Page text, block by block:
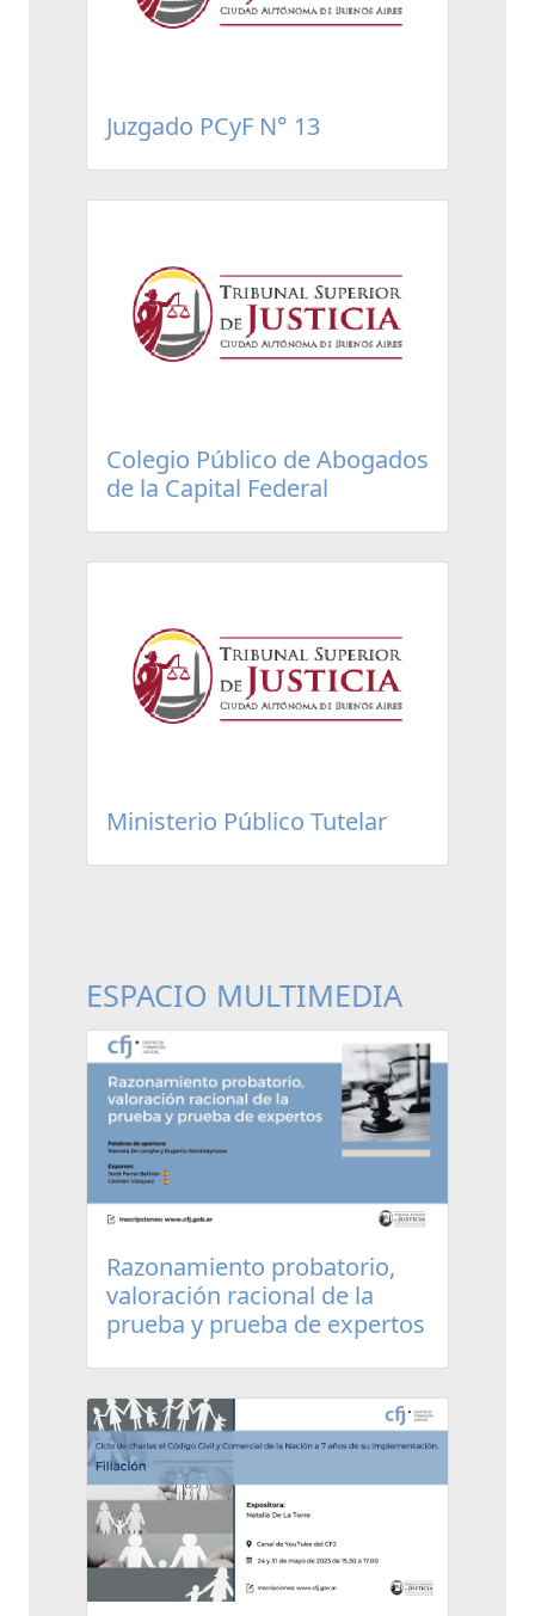
Juzgado PCyF N° 13
Colegio Público de Abogados
de la Capital Federal
Ministerio Público Tutelar
ESPACIO MULTIMEDIA
Razonamiento probatorio,
valoración racional de la
prueba y prueba de expertos